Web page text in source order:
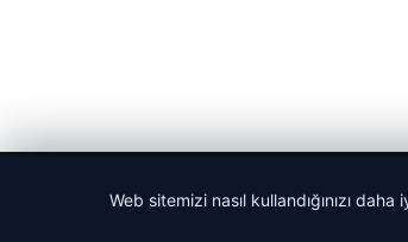
Web sitemizi nasıl kullandığınızı